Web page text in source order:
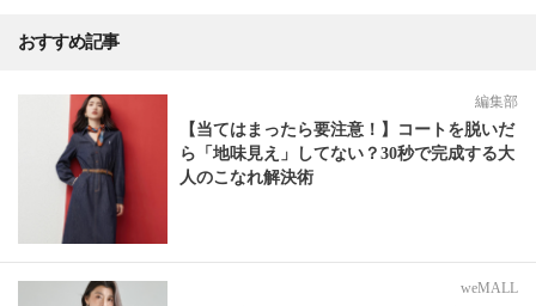
おすすめ記事
編集部
【当てはまったら要注意！】コートを脱いだ
ら「地味見え」してない？30秒で完成する大
人のこなれ解決術
weMALL